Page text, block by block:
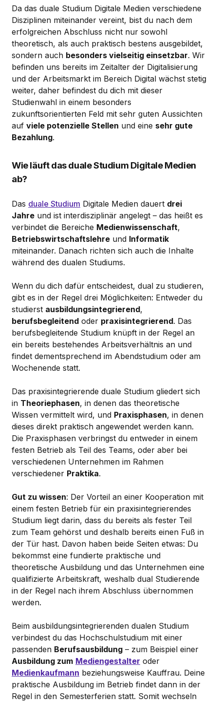
Da das duale Studium Digitale Medien verschiedene
Disziplinen miteinander vereint, bist du nach dem
erfolgreichen Abschluss nicht nur sowohl
theoretisch, als auch praktisch bestens ausgebildet,
sondern auch besonders vielseitig einsetzbar. Wir
befinden uns bereits im Zeitalter der Digitalisierung
und der Arbeitsmarkt im Bereich Digital wächst stetig
weiter, daher befindest du dich mit dieser
Studienwahl in einem besonders
zukunftsorientierten Feld mit sehr guten Aussichten
auf viele potenzielle Stellen und eine sehr gute
Bezahlung.
Wie läuft das duale Studium Digitale Medien
ab?
Das duale Studium Digitale Medien dauert drei
Jahre und ist interdisziplinär angelegt – das heißt es
verbindet die Bereiche Medienwissenschaft,
Betriebswirtschaftslehre und Informatik
miteinander. Danach richten sich auch die Inhalte
während des dualen Studiums.
Wenn du dich dafür entscheidest, dual zu studieren,
gibt es in der Regel drei Möglichkeiten: Entweder du
studierst ausbildungsintegrierend,
berufsbegleitend oder praxisintegrierend. Das
berufsbegleitende Studium knüpft in der Regel an
ein bereits bestehendes Arbeitsverhältnis an und
findet dementsprechend im Abendstudium oder am
Wochenende statt.
Das praxisintegrierende duale Studium gliedert sich
in Theoriephasen, in denen das theoretische
Wissen vermittelt wird, und Praxisphasen, in denen
dieses direkt praktisch angewendet werden kann.
Die Praxisphasen verbringst du entweder in einem
festen Betrieb als Teil des Teams, oder aber bei
verschiedenen Unternehmen im Rahmen
verschiedener Praktika.
Gut zu wissen: Der Vorteil an einer Kooperation mit
einem festen Betrieb für ein praxisintegrierendes
Studium liegt darin, dass du bereits als fester Teil
zum Team gehörst und deshalb bereits einen Fuß in
der Tür hast. Davon haben beide Seiten etwas: Du
bekommst eine fundierte praktische und
theoretische Ausbildung und das Unternehmen eine
qualifizierte Arbeitskraft, weshalb dual Studierende
in der Regel nach ihrem Abschluss übernommen
werden.
Beim ausbildungsintegrierenden dualen Studium
verbindest du das Hochschulstudium mit einer
passenden Berufsausbildung – zum Beispiel einer
Ausbildung zum Mediengestalter oder
Medienkaufmann beziehungsweise Kauffrau. Deine
praktische Ausbildung im Betrieb findet dann in der
Regel in den Semesterferien statt. Somit wechseln